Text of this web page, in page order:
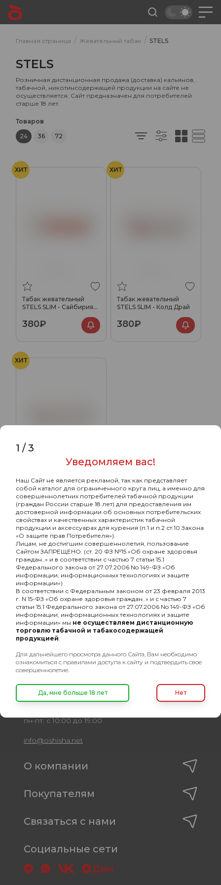
Главная страница / Жевательный табак / STELS
STELS
Розничная дистанционная продажа (доставка) кальянов,
табачной, никотинсодержащей продукции на сайте не
осуществляется. Сайт предназначен для потребителей
старше 18 лет.
Товаров
24
36 72
ХИТ
Табак жевательный
STELS SLIM - Сайбирия
380₽
ХИТ
Табак жевательный
STELS SLIM - Колд Драй
380₽
ХИТ
Табак жевательный
STELS - Колд Драй
380₽
товаров для кальяна
8 (800) 222-82-00
пн-пт: с 10:00 до 19:00
info@oshisha.net
О компании
Покупателям
Связаться с нами
Социальные сети
1 /3
Уведомляем вас!
Наш Сайт не является рекламой, так как представляет
собой каталог для ограниченного круга лиц, а именно для
совершеннолетних потребителей табачной продукции
(граждан России старше 18 лет) для предоставления им
достоверной информации об основных потребительских
свойствах и качественных характеристик табачной
продукции и аксессуарах для курения (п.1 и п.2 ст.10 Закона
«О защите прав Потребителя»).
Лицам, не достигшим совершеннолетия, пользование
Сайтом ЗАПРЕЩЕНО. (ст. 20 ФЗ №15 «Об охране здоровья
граждан..» и в соответствии с частью 7 статьи 15.1
Федерального закона от 27.07.2006 No 149-ФЗ «Об
информации, информационных технологиях и защите
информации»)
В соответствии с Федеральным законом от 23 февраля 2013
г. N 15-ФЗ «Об охране здоровья граждан..» и с частью 7
статьи 15.1 Федерального закона от 27.07.2006 No 149-ФЗ «Об
информации, информационных технологиях и защите
информации» мы не осуществляем дистанционную
торговлю табачной и табакосодержащей
продукцией
Для дальнейшего просмотра данного Сайта, Вам необходимо
ознакомиться с правилами доступа к сайту и подтвердить свое
совершеннолетие.
Да, мне больше 18 лет Нет